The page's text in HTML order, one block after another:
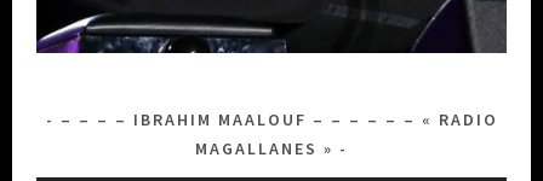
– – – – IBRAHIM MAALOUF – – – – – – « RADIO
MAGALLANES »